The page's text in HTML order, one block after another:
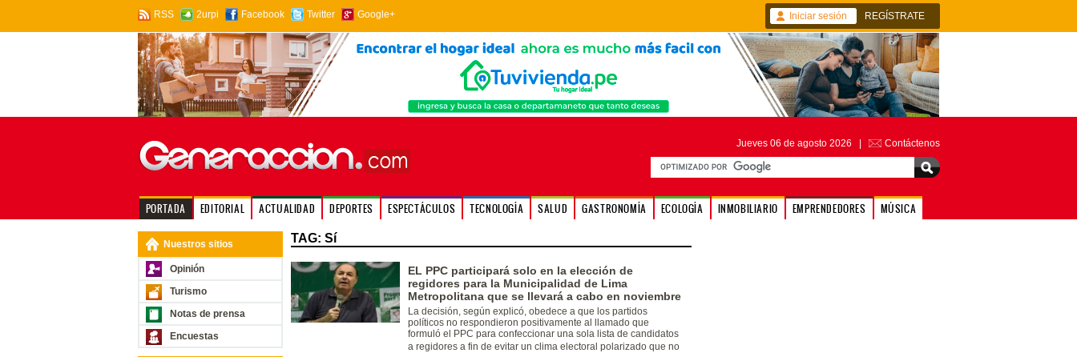
RSS 2urpi Facebook Twitter Google+ Iniciar sesión REGÍSTRATE
Jueves 06 de agosto 2026 | Contáctenos
PORTADA EDITORIAL ACTUALIDAD DEPORTES ESPECTÁCULOS TECNOLOGÍA SALUD GASTRONOMÍA ECOLOGÍA INMOBILIARIO EMPRENDEDORES MÚSICA
Nuestros sitios
Opinión
Turismo
Notas de prensa
Encuestas
TAG: Sí
EL PPC participará solo en la elección de
regidores para la Municipalidad de Lima
Metropolitana que se llevará a cabo en noviembre
La decisión, según explicó, obedece a que los partidos
políticos no respondieron positivamente al llamado que
formuló el PPC para confeccionar una sola lista de candidatos
a regidores a fin de evitar un clima electoral polarizado que no